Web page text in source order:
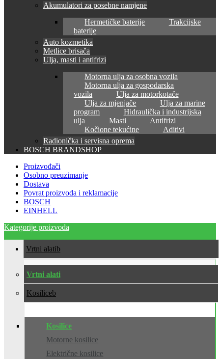
Akumulatori za posebne namjene
Hermetičke baterije
Trakcijske
baterije
Auto kozmetika
Metlice brisača
Ulja, masti i antifrizi
Motorna ulja za osobna vozila
Motorna ulja za gospodarska
vozila
Ulja za motorkotače
Ulja za mjenjače
Ulja za marine
program
Hidraulička i industrijska
ulja
Masti
Antifrizi
Kočione tekućine
Aditivi
Radionička i servisna oprema
BOSCH BRANDSHOP
Proizvođači
Osobno preuzimanje
Dostava
Povrat proizvoda i reklamacije
BOSCH
EINHELL
Kategorije proizvoda
Vrtni alati
Vrtni alati
Kosilice
Kosilice
Motorne kosilice
Električne kosilice